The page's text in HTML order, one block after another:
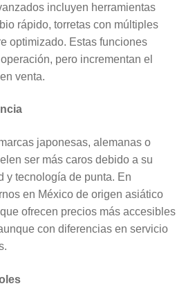
incluyen herramientas
rápido, torretas con múltiples
optimizado. Estas funciones
pero incrementan el
venta.
japonesas, alemanas o
ser más caros debido a su
y tecnología de punta. En
en México de origen asiático
ofrecen precios más accesibles
con diferencias en servicio